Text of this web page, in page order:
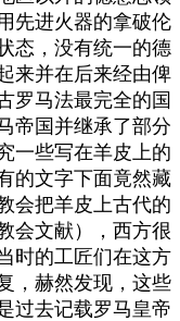
先进火器的拿破伦
态，没有统一的德
来并在后来经由俾
罗马法最完全的国
帝国并继承了部分
一些写在羊皮上的
的文字下面竟然藏
会把羊皮上古代的
会文献），西方很
时的工匠们在这方
，赫然发现，这些
过去记载罗马皇帝